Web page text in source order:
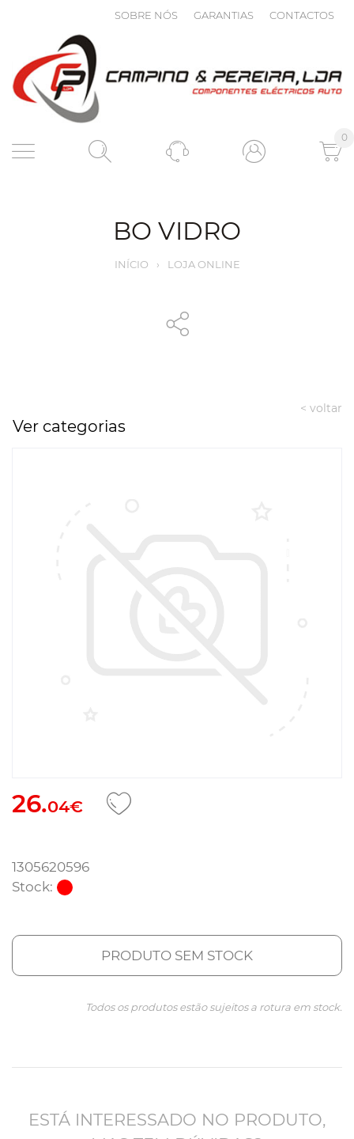
SOBRE NÓS GARANTIAS CONTACTOS
0
BO VIDRO
INÍCIO › LOJA ONLINE
< voltar
Ver categorias
26.04€
1305620596
Stock:
PRODUTO SEM STOCK
Todos os produtos estão sujeitos a rotura em stock.
ESTÁ INTERESSADO NO PRODUTO,